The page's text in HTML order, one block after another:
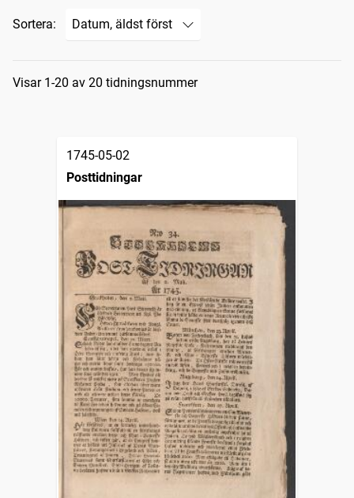
Sortera:
Sökresultat
Visar 1-20 av 20 tidningsnummer
1745-05-02
Posttidningar